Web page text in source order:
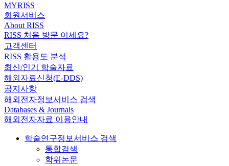
MYRISS
회원서비스
About RISS
RISS 처음 방문 이세요?
고객센터
RISS 활용도 분석
최신/인기 학술자료
해외자료신청(E-DDS)
공지사항
해외전자정보서비스 검색
Databases & Journals
해외전자자료 이용안내
학술연구정보서비스 검색
통합검색
학위논문